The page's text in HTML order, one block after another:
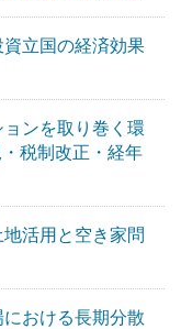
立国の経済効果
ンを取り巻く環
税制改正・経年
活用と空き家問
おける長期分散